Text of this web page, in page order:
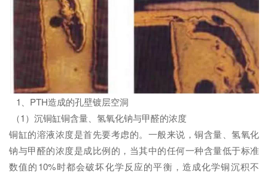
1、PTH造成的孔壁镀层空洞
（1）沉铜缸铜含量、氢氧化钠与甲醛的浓度
铜缸的溶液浓度是首先要考虑的。一般来说，铜含量、氢氧化
钠与甲醛的浓度是成比例的，当其中的任何一种含量低于标准
数值的10%时都会破坏化学反应的平衡，造成化学铜沉积不